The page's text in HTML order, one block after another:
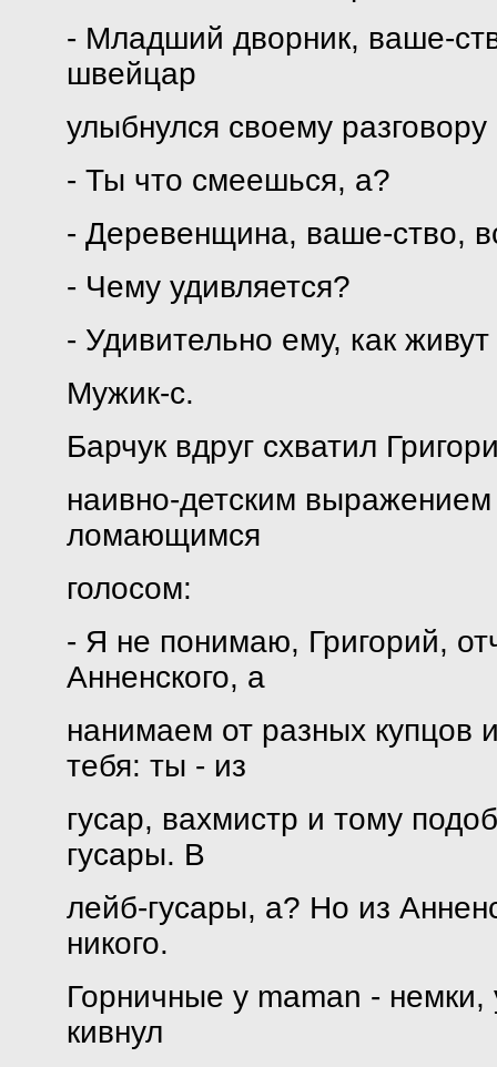
- Младший дворник, ваше-
швейцар
улыбнулся своему
- Ты что смеешься, а?
- Деревенщина, ваше-ство,
- Чему удивляется?
- Удивительно ему, как
Мужик-с.
Барчук вдруг схватил
наивно-детским
ломающимся
голосом:
- Я не понимаю, Григорий,
Анненского, а
нанимаем от разных
тебя: ты - из
гусар, вахмистр и тому
гусары. В
лейб-гусары, а? Но из
никого.
Горничные у maman -
кивнул